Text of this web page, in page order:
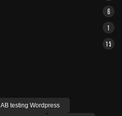
6
1
15
AB testing Wordpress